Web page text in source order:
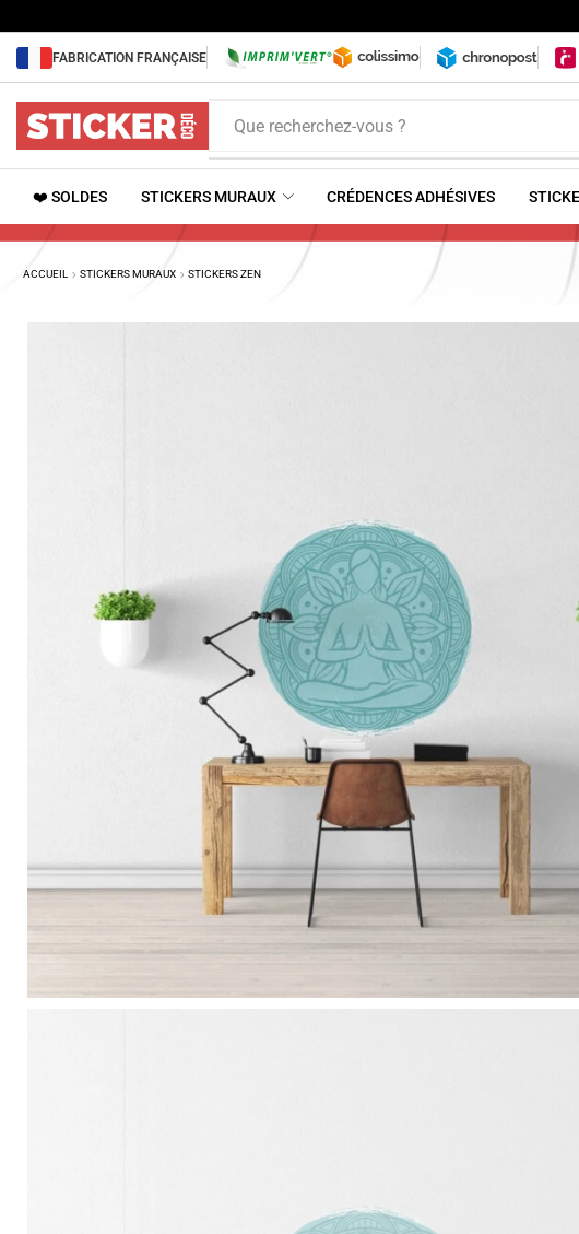
FABRICATION FRANÇAISE
Que recherchez-vous ?
❤️ SOLDES STICKERS MURAUX CRÉDENCES ADHÉSIVES
ACCUEIL STICKERS MURAUX STICKERS ZEN